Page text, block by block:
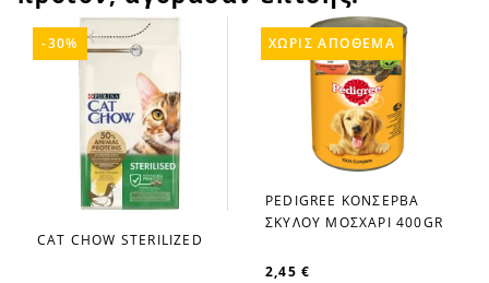
favorite_border
CAT CHOW STERILIZED
-30%
favorite_border
PEDIGREE ΚΟΝΣΕΡΒΑ
ΣΚΥΛOY ΜΟΣΧΑΡΙ 400GR
2,45 €
ΧΩΡΊΣ ΑΠΌΘΕΜΑ